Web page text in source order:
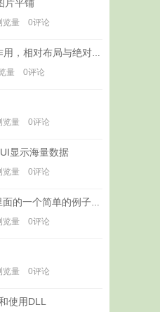
片平铺
览量 0评论
duilib各种布局的作用，相对布局与绝对布局的的意义与用法
量 0评论
览量 0评论
显示海量数据
览量 0评论
duilib DirectUI库里面的一个简单的例子RichListDemo
览量 0评论
览量 0评论
使用DLL